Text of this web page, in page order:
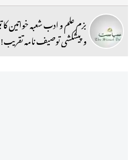
بزم علم و ادب شعبہ خواتین کا
و پیشکشی توصیف نامہ تقریب!